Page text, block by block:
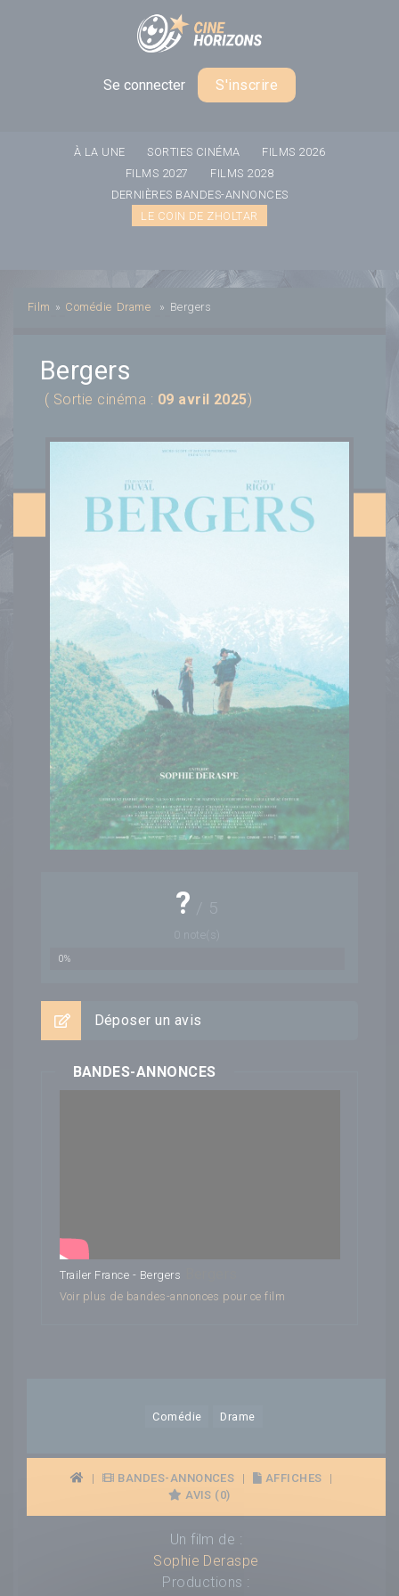
Se connecter S'inscrire
À LA UNE SORTIES CINÉMA
FILMS 2026
FILMS 2027
FILMS 2028
DERNIÈRES BANDES-ANNONCES
LE COIN DE ZHOLTAR
Film » Comédie Drame » Bergers
Bergers
( Sortie cinéma : 09 avril 2025)
? / 5
note(s)
0%
Déposer un avis
BANDES-ANNONCES
Trailer France - Bergers
Voir plus de bandes-annonces pour ce film
Comédie Drame
| BANDES-ANNONCES | AFFICHES
|
AVIS (0)
Un film de :
Sophie Deraspe
Productions :
Panneau de gestion des cookies